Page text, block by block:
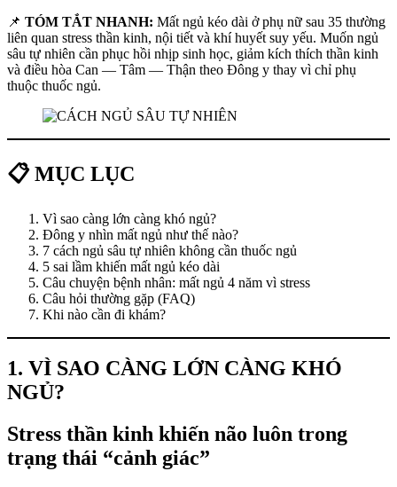
📌 TÓM TẮT NHANH: Mất ngủ kéo dài ở phụ nữ sau 35 thường
liên quan stress thần kinh, nội tiết và khí huyết suy yếu. Muốn ngủ
sâu tự nhiên cần phục hồi nhịp sinh học, giảm kích thích thần kinh
và điều hòa Can — Tâm — Thận theo Đông y thay vì chỉ phụ
thuộc thuốc ngủ.
📋 MỤC LỤC
Vì sao càng lớn càng khó ngủ?
Đông y nhìn mất ngủ như thế nào?
7 cách ngủ sâu tự nhiên không cần thuốc ngủ
5 sai lầm khiến mất ngủ kéo dài
Câu chuyện bệnh nhân: mất ngủ 4 năm vì stress
Câu hỏi thường gặp (FAQ)
Khi nào cần đi khám?
1. VÌ SAO CÀNG LỚN CÀNG KHÓ
NGỦ?
Stress thần kinh khiến não luôn trong
trạng thái “cảnh giác”